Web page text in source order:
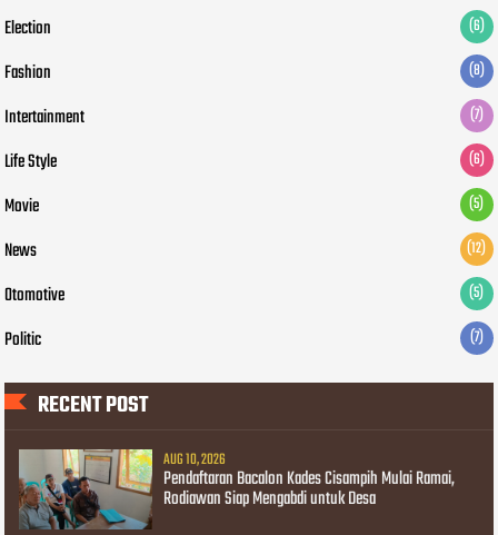
Election (6)
Fashion (8)
Intertainment (7)
Life Style (6)
Movie (5)
News (12)
Otomotive (5)
Politic (7)
RECENT POST
AUG 10, 2026
Pendaftaran Bacalon Kades Cisampih Mulai Ramai,
Rodiawan Siap Mengabdi untuk Desa